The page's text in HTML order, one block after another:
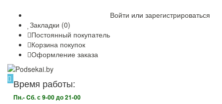
Закладки (0)
Постоянный покупатель
Корзина покупок
Оформление заказа
Войти или зарегистрироваться
Время работы:
Пн.- Cб. с 9-00 до 21-00